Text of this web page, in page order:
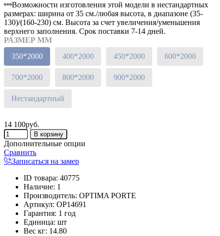
Возможности изготовления этой модели в нестандартных
размерах: ширина от 35 см./любая высота, в диапазоне (35-
130)/(160-230) см. Высота за счет увеличения/уменьшения
верхнего заполнения. Срок поставки 7-14 дней.
РАЗМЕР ММ
350*2000
400*2000 450*2000 600*2000
700*2000 800*2000 900*2000
Нестандартный
14 100руб.
Дополнительные опции
Сравнить
Записаться на замер
ID товара: 40775
Наличие: 1
Производитель: OPTIMA PORTE
Артикул: OP14691
Гарантия: 1 год
Единица: шт
Вес кг: 14.80